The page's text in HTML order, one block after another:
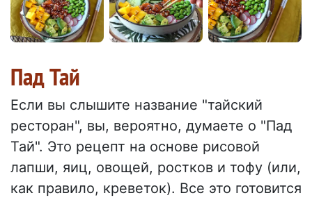
Пад Тай
Если вы слышите название "тайский
ресторан", вы, вероятно, думаете о "Пад
Тай". Это рецепт на основе рисовой
лапши, яиц, овощей, ростков и тофу (или,
как правило, креветок). Все это готовится